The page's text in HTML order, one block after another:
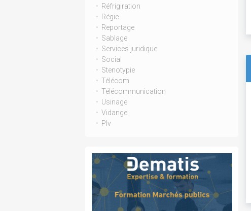
Réfrigiration
Régie
Reportage
Sablage
Services juridique
Social
Stenotypie
Télécom
Télécommunication
Usinage
Vidange
Plv